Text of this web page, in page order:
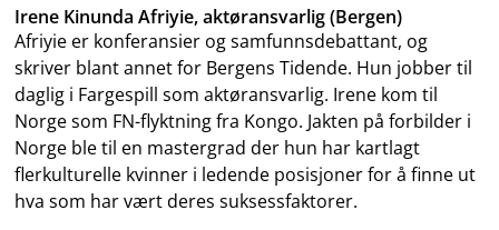
Irene Kinunda Afriyie, aktøransvarlig (Bergen)
Afriyie er konferansier og samfunnsdebattant, og
skriver blant annet for Bergens Tidende. Hun jobber til
daglig i Fargespill som aktøransvarlig. Irene kom til
Norge som FN-flyktning fra Kongo. Jakten på forbilder i
Norge ble til en mastergrad der hun har kartlagt
flerkulturelle kvinner i ledende posisjoner for å finne ut
hva som har vært deres suksessfaktorer.